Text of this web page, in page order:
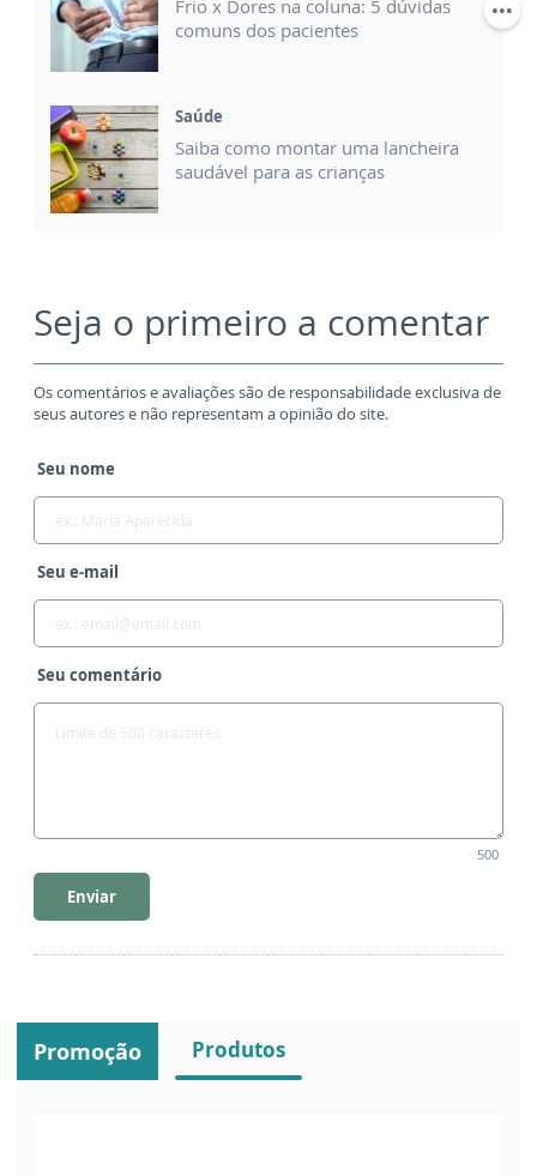
Frio x Dores na coluna: 5 dúvidas
comuns dos pacientes
Saúde
Saiba como montar uma lancheira
saudável para as crianças
Seja o primeiro a comentar
Os comentários e avaliações são de responsabilidade exclusiva de
seus autores e não representam a opinião do site.
Seu nome
Seu e-mail
Seu comentário
500
Enviar
Promoção Produtos